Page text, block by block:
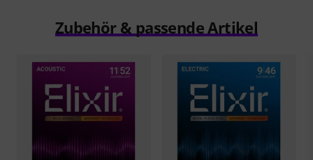
Zubehör & passende Artikel